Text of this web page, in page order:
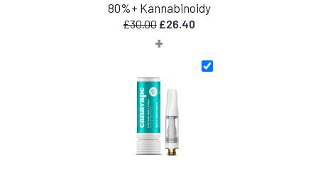
80%+ Kannabinoidy
£30.00 Pierwotna
cena
£26.40
£26.40.
+